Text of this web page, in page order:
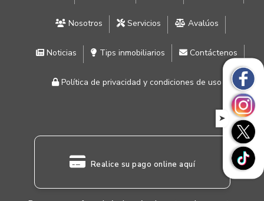
Nosotros Servicios Avalúos
Noticias Tips inmobiliarios Contáctenos
Política de privacidad y condiciones de uso
Realice su pago online aquí
➤